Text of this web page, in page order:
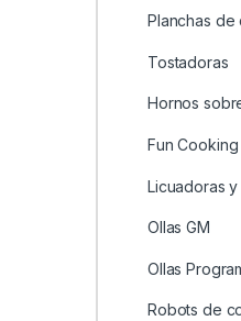
Planchas de
Tostadoras
Hornos
Fun Cooking
Licuadoras
Ollas GM
Ollas
Robots de